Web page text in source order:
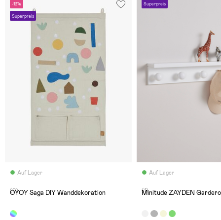
-13%
Superpreis
Auf Lager
(0)
OYOY Saga DIY Wanddekoration
Superpreis
Auf Lager
(1)
Minitude ZAYDEN